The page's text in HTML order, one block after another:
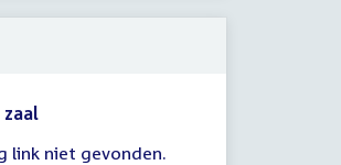
zaal
link niet gevonden.